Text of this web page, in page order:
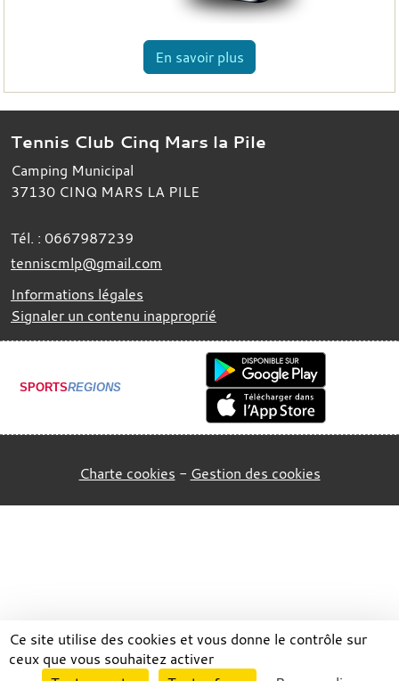
En savoir plus
Tennis Club Cinq Mars la Pile
Camping Municipal
37130 CINQ MARS LA PILE
Tél. : 0667987239
tenniscmlp@gmail.com
Informations légales
Signaler un contenu inapproprié
SPORTSREGIONS
Charte cookies Gestion des cookies
Ce site utilise des cookies et vous donne le contrôle sur
ceux que vous souhaitez activer